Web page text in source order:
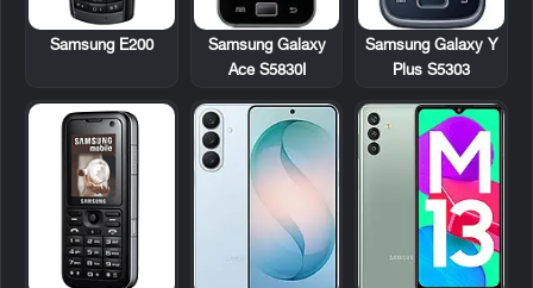
Samsung Galaxy Y
Plus S5303
Samsung Galaxy
Ace S5830I
Samsung E200